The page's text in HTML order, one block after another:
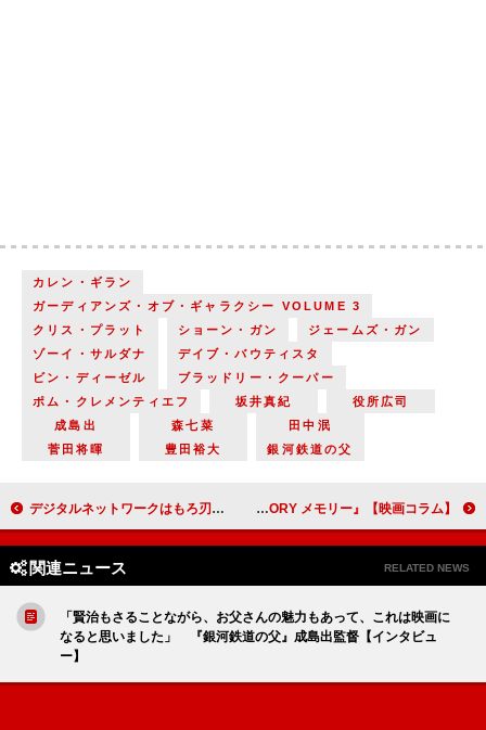
カレン・ギラン
ガーディアンズ・オブ・ギャラクシー VOLUME 3
クリス・プラット
ショーン・ガン
ジェームズ・ガン
ゾーイ・サルダナ
デイブ・バウティスタ
ビン・ディーゼル
ブラッドリー・クーパー
ポム・クレメンティエフ
坂井真紀
役所広司
成島出
森七菜
田中泯
菅田将暉
豊田裕大 銀河鉄道の父
デジタルネットワークはもろ刃のつるぎ『search #サーチ２』／ダリオ・アルジェント監督10年ぶりの新作『ダークグラス』【映画コラム】 俳優の個性で見せる２本 ケイト・ブランシェットがオーケストラの指揮者を演じる『TAR／ター』／リーアム・ニーソンがアルツハイマー病に侵された殺し屋を演じる『MEMORY メモリー』【映画コラム】
関連ニュース RELATED NEWS
「賢治もさることながら、お父さんの魅力もあって、これは映画に
なると思いました」 『銀河鉄道の父』成島出監督【インタビュ
ー】